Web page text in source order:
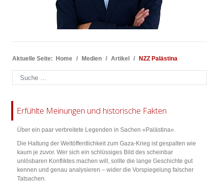
Aktuelle Seite: Home Medien Artikel NZZ Palästina
Suchen
Erfühlte Meinungen und historische Fakten
Über ein paar verbreitete Legenden in Sachen «Palästina».
Die Haltung der Weltöffentlichkeit zum Gaza-Krieg ist gespalten wie
kaum je zuvor. Wer sich ein schlüssiges Bild des scheinbar
unlösbaren Konfliktes machen will, sollte die lange Geschichte gut
kennen und genau analysieren – wider die Vorspiegelung falscher
Tatsachen.